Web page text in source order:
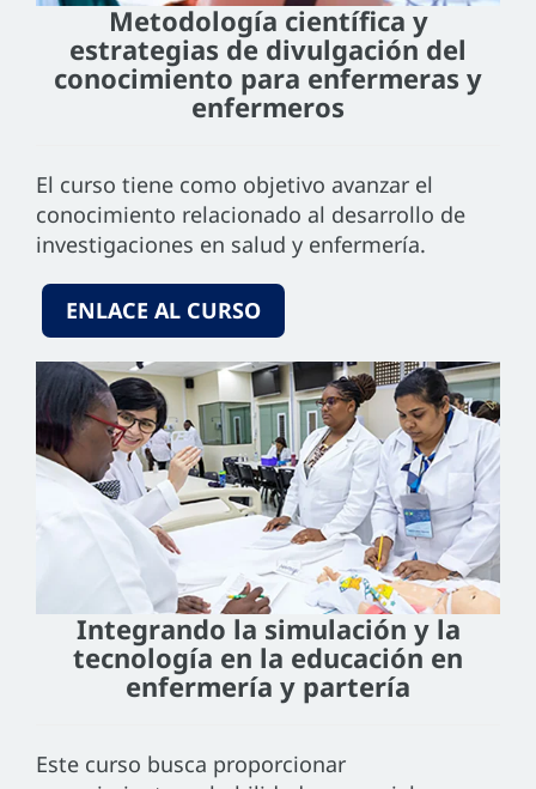
Metodología científica y
estrategias de divulgación del
conocimiento para enfermeras y
enfermeros
El curso tiene como objetivo avanzar el
conocimiento relacionado al desarrollo de
investigaciones en salud y enfermería.
ENLACE AL CURSO
Integrando la simulación y la
tecnología en la educación en
enfermería y partería
Este curso busca proporcionar